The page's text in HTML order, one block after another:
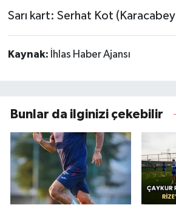
Sarı kart: Serhat Kot
Kaynak: İhlas Haber Ajansı
Bunlar da ilginizi çekebilir